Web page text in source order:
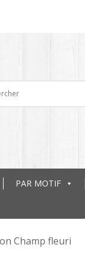
PAR MOTIF
Champ fleuri